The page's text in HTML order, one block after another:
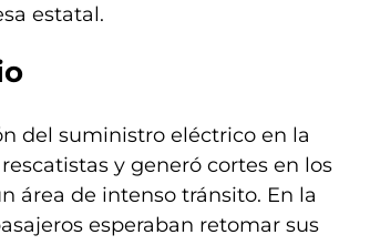
estatal.
del suministro eléctrico en la
y generó cortes en los
área de intenso tránsito. En la
esperaban retomar sus